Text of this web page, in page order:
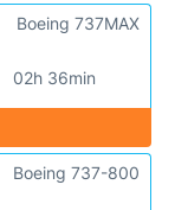
02h 36min
Boeing 737MAX
Boeing 737-800